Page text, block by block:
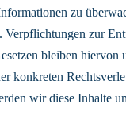
zu
zur
bleiben
konkreten
wir diese Inhalte